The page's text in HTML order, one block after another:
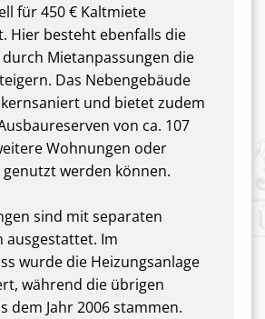
für 450 € Kaltmiete
Hier besteht ebenfalls die
Mietanpassungen die
Das Nebengebäude
und bietet zudem
von ca. 107
Wohnungen oder
werden können.
sind mit separaten
ausgestattet. Im
wurde die Heizungsanlage
während die übrigen
dem Jahr 2006 stammen.